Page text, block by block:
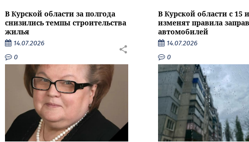
В Курской области за полгода
снизились темпы строительства
жилья
14.07.2026
0
В Курской области с 15
изменят правила
автомобилей
14.07.2026
0